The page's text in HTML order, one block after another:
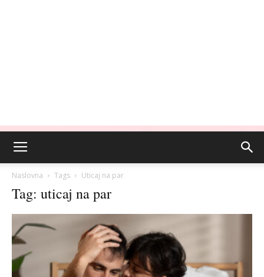
Naslovna Tags Uticaj na par
Tag: uticaj na par